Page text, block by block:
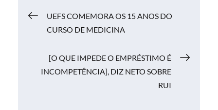
Navegação
Post
UEFS COMEMORA OS 15 ANOS DO
CURSO DE MEDICINA
[O QUE IMPEDE O EMPRÉSTIMO É
INCOMPETÊNCIA], DIZ NETO SOBRE
RUI